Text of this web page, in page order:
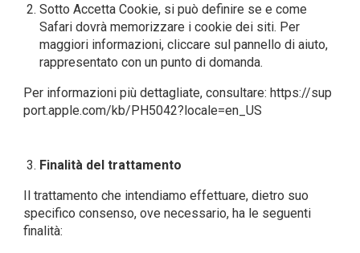
Sotto Accetta Cookie, si può definire se e come
Safari dovrà memorizzare i cookie dei siti. Per
maggiori informazioni, cliccare sul pannello di aiuto,
rappresentato con un punto di domanda.
Per informazioni più dettagliate, consultare: https://sup
port.apple.com/kb/PH5042?locale=en_US
Finalità del trattamento
Il trattamento che intendiamo effettuare, dietro suo
specifico consenso, ove necessario, ha le seguenti
finalità: